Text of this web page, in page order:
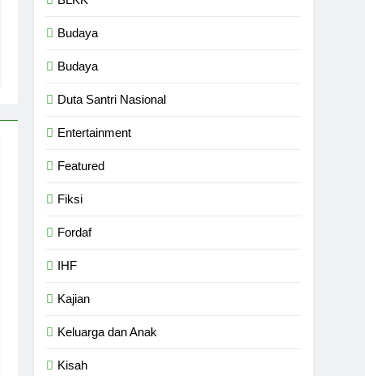
Budaya
Budaya
Duta Santri Nasional
Entertainment
Featured
Fiksi
Fordaf
IHF
Kajian
Keluarga dan Anak
Kisah